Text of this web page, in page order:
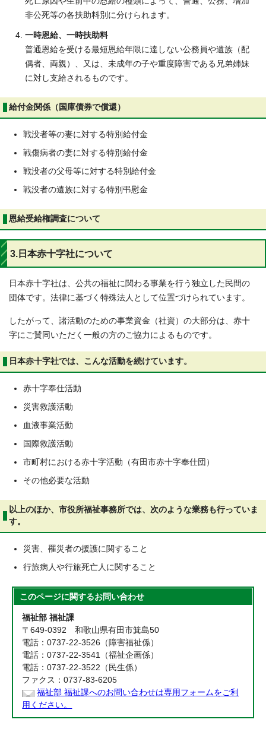
非公死等の各扶助料別に分けられます。
一時恩給、一時扶助料
普通恩給を受ける最短恩給年限に達しない公務員や遺族（配
偶者、両親）、又は、未成年の子や重度障害である兄弟姉妹
に対し支給されるものです。
給付金関係（国庫債券で償還）
戦没者等の妻に対する特別給付金
戦傷病者の妻に対する特別給付金
戦没者の父母等に対する特別給付金
戦没者の遺族に対する特別弔慰金
恩給受給権調査について
3.日本赤十字社について
日本赤十字社は、公共の福祉に関わる事業を行う独立した民間の
団体です。法律に基づく特殊法人として位置づけられています。
したがって、諸活動のための事業資金（社資）の大部分は、赤十
字にご賛同いただく一般の方のご協力によるものです。
日本赤十字社では、こんな活動を続けています。
赤十字奉仕活動
災害救護活動
血液事業活動
国際救護活動
市町村における赤十字活動（有田市赤十字奉仕団）
その他必要な活動
以上のほか、市役所福祉事務所では、次のような業務も行っていま
す。
災害、罹災者の援護に関すること
行旅病人や行旅死亡人に関すること
このページに関するお問い合わせ
福祉部 福祉課
〒649-0392 和歌山県有田市箕島50
電話：0737-22-3526（障害福祉係）
電話：0737-22-3541（福祉企画係）
電話：0737-22-3522（民生係）
ファクス：0737-83-6205
福祉部 福祉課へのお問い合わせは専用フォームをご利
用ください。